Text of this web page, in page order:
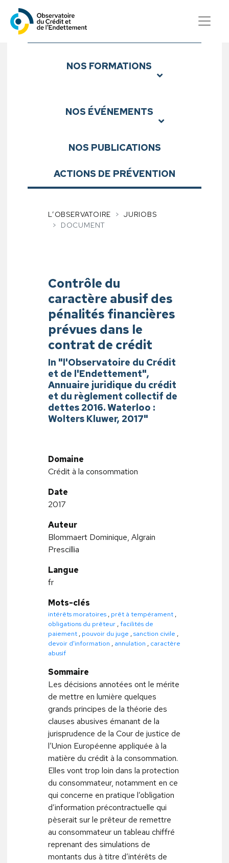
Observatoire du Crédit et
Sous-menu
NOS FORMATIONS
NOS ÉVÉNEMENTS
NOS PUBLICATIONS
ACTIONS DE PRÉVENTION
L’OBSERVATOIRE
JURIOBS
DOCUMENT
Contrôle du
caractère abusif des
pénalités financières
prévues dans le
contrat de crédit
In "l'Observatoire du Crédit
et de l'Endettement",
Annuaire juridique du crédit
et du règlement collectif de
dettes 2016. Waterloo :
Wolters Kluwer, 2017"
Domaine
Crédit à la consommation
Date
2017
Auteur
Blommaert Dominique, Algrain
Prescillia
Langue
fr
Mots-clés
intérêts moratoires , prêt à tempérament ,
obligations du prêteur ,facilités de
paiement , pouvoir du juge ,sanction civile ,
devoir d'information , annulation , caractère
abusif
Sommaire
Les décisions annotées ont le mérite
de mettre en lumière quelques
grands principes de la théorie des
clauses abusives émanant de la
jurisprudence de la Cour de justice de
l’Union Européenne appliquée à la
matière du crédit à la consommation.
Elles vont trop loin dans la protection
du consommateur, notamment en ce
qui concerne en pratique l’obligation
d’information précontractuelle qui
pèserait sur le prêteur de remettre
au consommateur un tableau chiffré
reprenant des simulations de
montants dus à titre d’intérêts de